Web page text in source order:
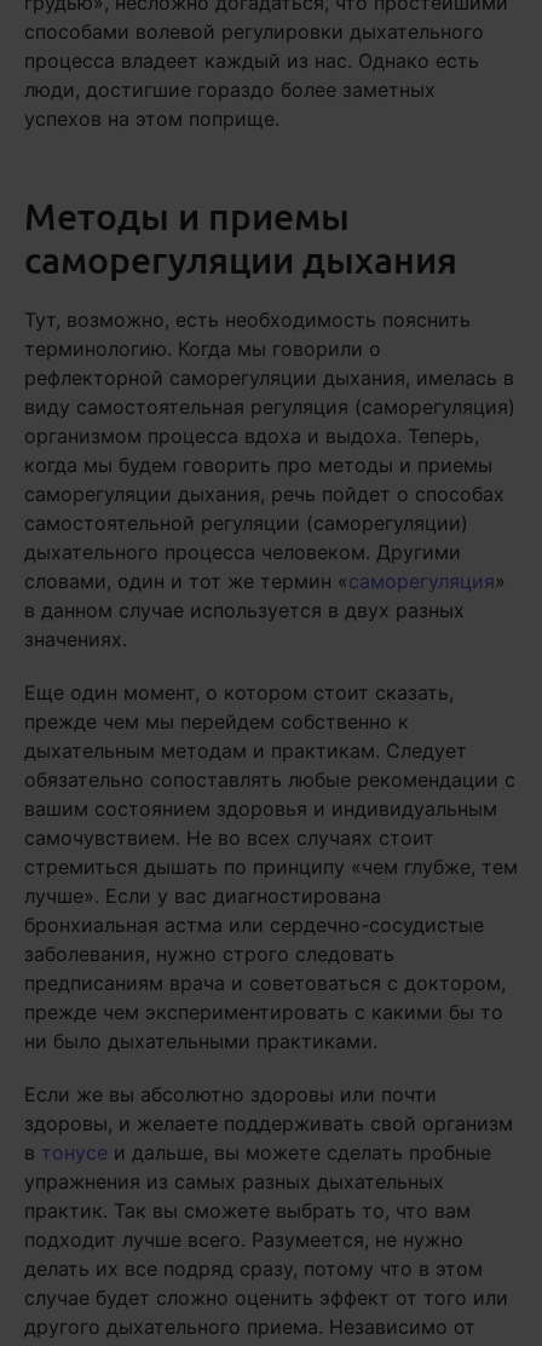
способами волевой регулировки дыхательного
процесса владеет каждый из нас. Однако есть
люди, достигшие гораздо более заметных
успехов на этом поприще.
Методы и приемы
саморегуляции дыхания
Тут, возможно, есть необходимость пояснить
терминологию. Когда мы говорили о
рефлекторной саморегуляции дыхания, имелась в
виду самостоятельная регуляция (саморегуляция)
организмом процесса вдоха и выдоха. Теперь,
когда мы будем говорить про методы и приемы
саморегуляции дыхания, речь пойдет о способах
самостоятельной регуляции (саморегуляции)
дыхательного процесса человеком. Другими
словами, один и тот же термин «саморегуляция»
в данном случае используется в двух разных
значениях.
Еще один момент, о котором стоит сказать,
прежде чем мы перейдем собственно к
дыхательным методам и практикам. Следует
обязательно сопоставлять любые рекомендации с
вашим состоянием здоровья и индивидуальным
самочувствием. Не во всех случаях стоит
стремиться дышать по принципу «чем глубже, тем
лучше». Если у вас диагностирована
бронхиальная астма или сердечно-сосудистые
заболевания, нужно строго следовать
предписаниям врача и советоваться с доктором,
прежде чем экспериментировать с какими бы то
ни было дыхательными практиками.
Если же вы абсолютно здоровы или почти
здоровы, и желаете поддерживать свой организм
в тонусе и дальше, вы можете сделать пробные
упражнения из самых разных дыхательных
практик. Так вы сможете выбрать то, что вам
подходит лучше всего. Разумеется, не нужно
делать их все подряд сразу, потому что в этом
случае будет сложно оценить эффект от того или
другого дыхательного приема. Независимо от